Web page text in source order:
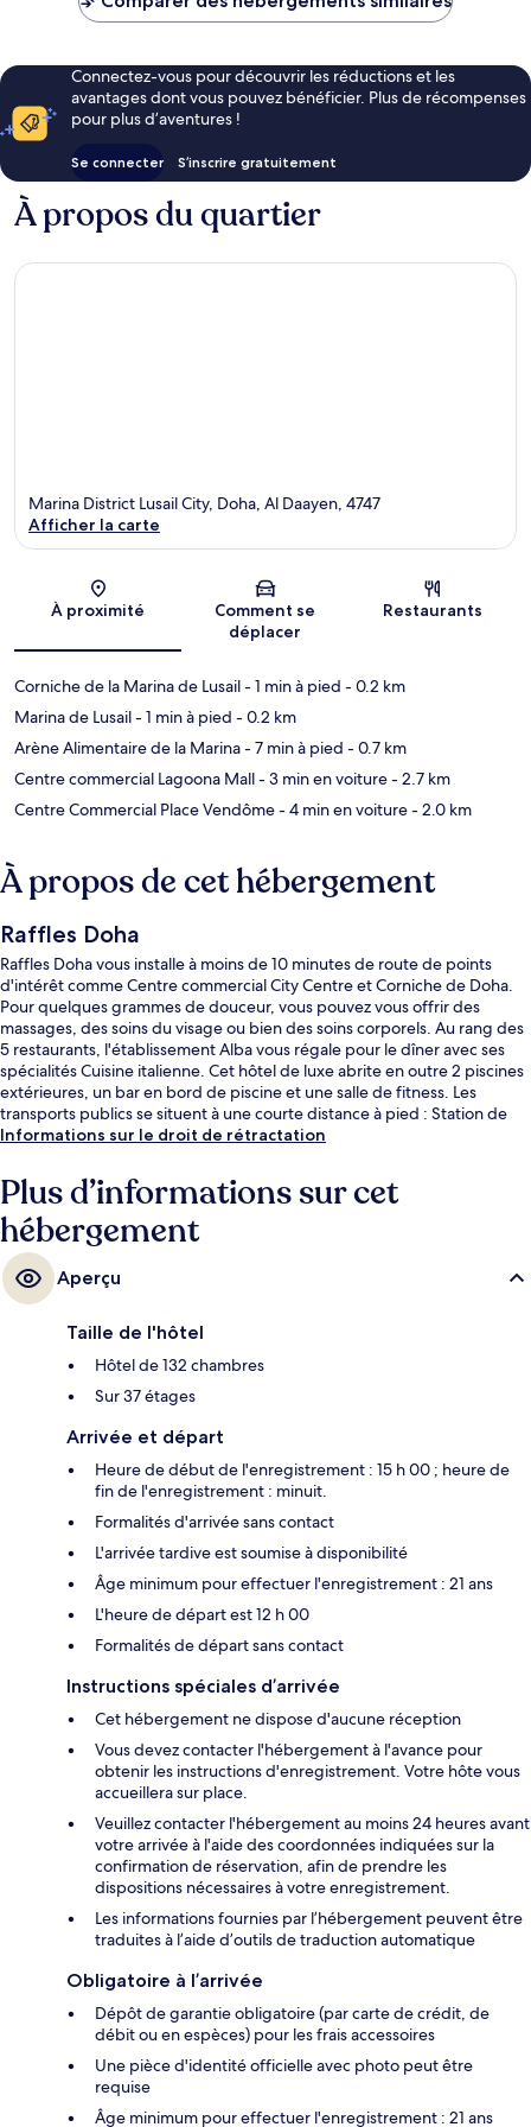
Connectez-vous pour découvrir les réductions et les
avantages dont vous pouvez bénéficier. Plus de récompenses
pour plus d’aventures !
Se connecter S’inscrire gratuitement
À propos du quartier
Carte
Marina District Lusail City, Doha, Al Daayen, 4747
Afficher la carte
À proximité
Comment se
déplacer
Restaurants
Corniche de la Marina de Lusail- 1 min à pied - 0.2 km
Marina de Lusail- 1 min à pied - 0.2 km
Arène Alimentaire de la Marina- 7 min à pied - 0.7 km
Centre commercial Lagoona Mall- 3 min en voiture- 2.7 km
Centre Commercial Place Vendôme- 4 min en voiture- 2.0 km
À propos de cet hébergement
Raffles Doha
Raffles Doha vous installe à moins de 10 minutes de route de points
d'intérêt comme Centre commercial City Centre et Corniche de Doha.
Pour quelques grammes de douceur, vous pouvez vous offrir des
massages, des soins du visage ou bien des soins corporels. Au rang des
5 restaurants, l'établissement Alba vous régale pour le dîner avec ses
spécialités Cuisine italienne. Cet hôtel de luxe abrite en outre 2 piscines
extérieures, un bar en bord de piscine et une salle de fitness. Les
transports publics se situent à une courte distance à pied : Station de
métro Marina - Centre est à 10 min et Station de métro Marina - Sud, à 11
Informations sur le droit de rétractation
Plus d’informations sur cet
hébergement
Aperçu
Taille de l'hôtel
Hôtel de 132 chambres
Sur 37 étages
Arrivée et départ
Heure de début de l'enregistrement : 15 h 00 ; heure de
fin de l'enregistrement : minuit.
Formalités d'arrivée sans contact
L'arrivée tardive est soumise à disponibilité
Âge minimum pour effectuer l'enregistrement : 21 ans
L'heure de départ est 12 h 00
Formalités de départ sans contact
Instructions spéciales d’arrivée
Cet hébergement ne dispose d'aucune réception
Vous devez contacter l'hébergement à l'avance pour
obtenir les instructions d'enregistrement. Votre hôte vous
accueillera sur place.
Veuillez contacter l'hébergement au moins 24 heures avant
votre arrivée à l'aide des coordonnées indiquées sur la
confirmation de réservation, afin de prendre les
dispositions nécessaires à votre enregistrement.
Les informations fournies par l’hébergement peuvent être
traduites à l’aide d’outils de traduction automatique
Obligatoire à l’arrivée
Dépôt de garantie obligatoire (par carte de crédit, de
débit ou en espèces) pour les frais accessoires
Une pièce d'identité officielle avec photo peut être
requise
Âge minimum pour effectuer l'enregistrement : 21 ans